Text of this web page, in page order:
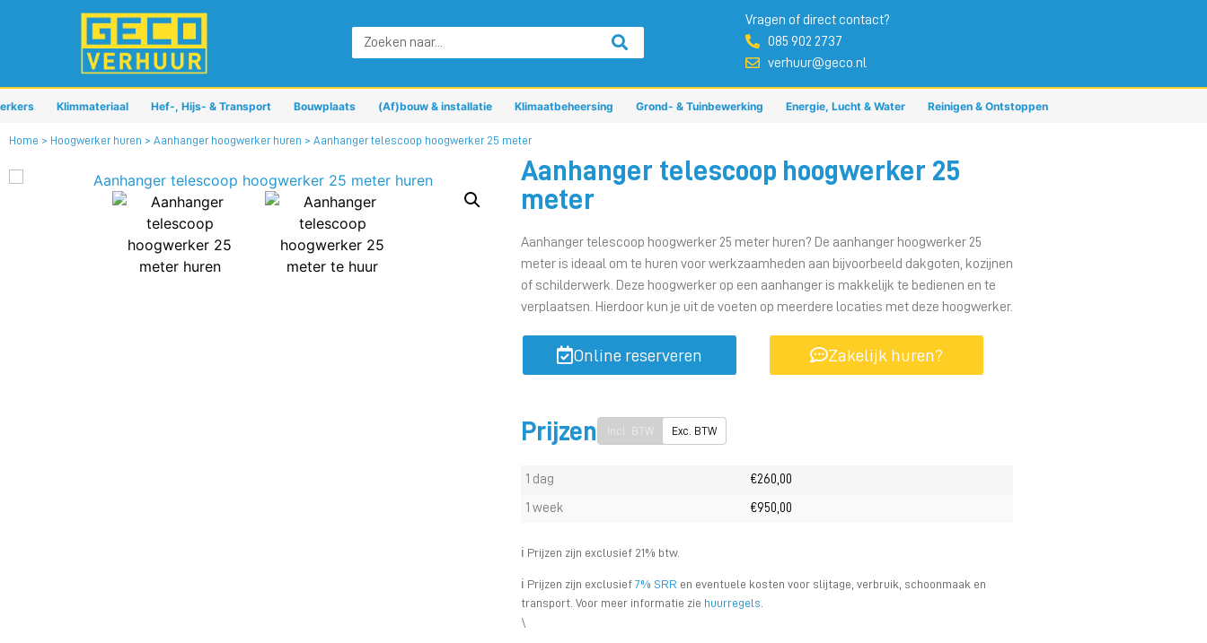
Vragen of direct contact?
085 902 2737
verhuur@geco.nl
Klimmateriaal Hef-, Hijs- & Transport Bouwplaats (Af)bouw & installatie Klimaatbeheersing Grond- & Tuinbewerking Energie, Lucht & Water Reinigen & Ontstoppen
Home > Hoogwerker huren > Aanhanger hoogwerker huren > Aanhanger telescoop hoogwerker 25 meter
Aanhanger telescoop hoogwerker 25
meter
Aanhanger telescoop hoogwerker 25 meter huren? De aanhanger hoogwerker 25
meter is ideaal om te huren voor werkzaamheden aan bijvoorbeeld dakgoten, kozijnen
of schilderwerk. Deze hoogwerker op een aanhanger is makkelijk te bedienen en te
verplaatsen. Hierdoor kun je uit de voeten op meerdere locaties met deze hoogwerker.
Online reserveren Zakelijk huren?
Prijzen Incl. BTW Exc. BTW
1 dag €260,00
1 week €950,00
ℹ️ Prijzen zijn exclusief 21% btw.
ℹ️ Prijzen zijn exclusief 7% SRR en eventuele kosten voor slijtage, verbruik, schoonmaak en
transport. Voor meer informatie zie huurregels
\